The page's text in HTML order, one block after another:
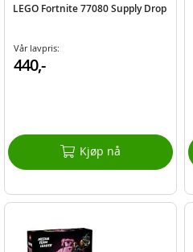
LEGO Fortnite 77080 Supply Drop
Vår lavpris:
440,-
Kjøp nå